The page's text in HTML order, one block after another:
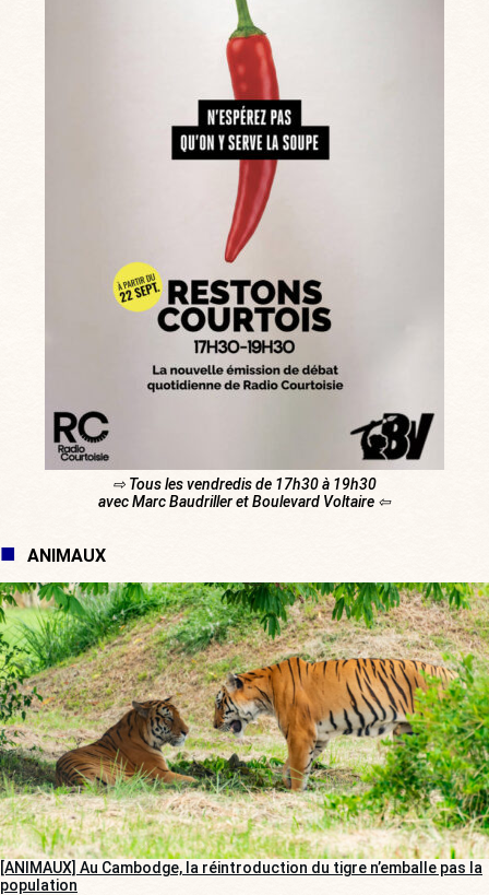
⇨ Tous les vendredis de 17h30 à 19h30
avec Marc Baudriller et Boulevard Voltaire ⇦
ANIMAUX
[ANIMAUX] Au Cambodge, la réintroduction du tigre n’emballe pas la
population